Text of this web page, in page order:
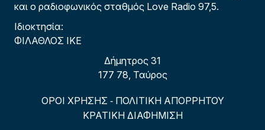
και ο ραδιοφωνικός σταθμός Love Radio 97,5.
Ιδιοκτησία:
ΦΙΛΑΘΛΟΣ ΙΚΕ
Δήμητρος 31
177 78, Ταύρος
ΟΡΟΙ ΧΡΗΣΗΣ - ΠΟΛΙΤΙΚΗ ΑΠΟΡΡΗΤΟΥ
ΚΡΑΤΙΚΗ ΔΙΑΦΗΜΙΣΗ